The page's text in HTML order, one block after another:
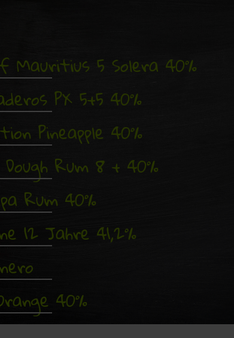
Mauritius 5 Solera 40%
PX 5+5 40%
Pineapple 40%
Rum 8 + 40%
Rum 40%
12 Jahre 41,2%
40%